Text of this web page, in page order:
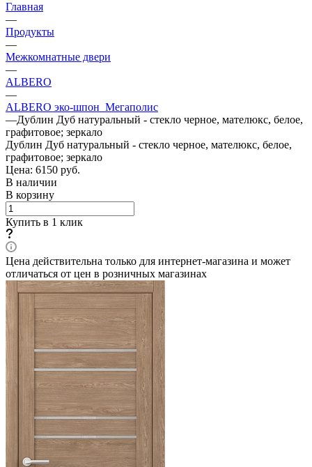
Главная
—
Продукты
—
Межкомнатные двери
—
ALBERO
—
ALBERO эко-шпон_Мегаполис
—Дублин Дуб натуральный - стекло черное, мателюкс, белое,
графитовое; зеркало
Дублин Дуб натуральный - стекло черное, мателюкс, белое,
графитовое; зеркало
Цена: 6150 руб.
В наличии
В корзину
Купить в 1 клик
Цена действительна только для интернет-магазина и может
отличаться от цен в розничных магазинах